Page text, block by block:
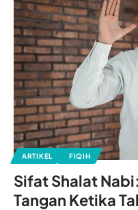
ARTIKEL FIQIH
Sifat Shalat
Tangan Ketika